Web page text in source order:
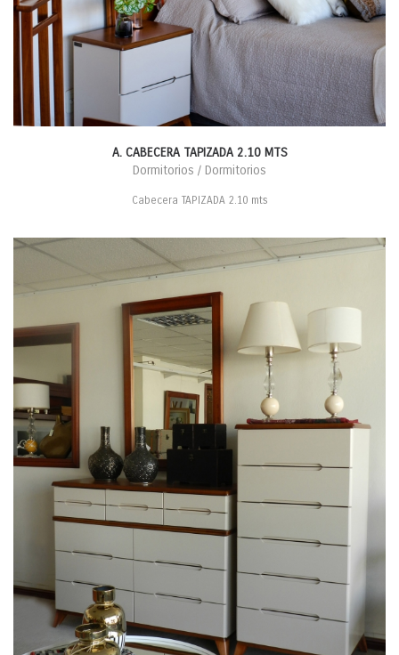
A. CABECERA TAPIZADA 2.10 MTS
Dormitorios / Dormitorios
Cabecera TAPIZADA 2.10 mts